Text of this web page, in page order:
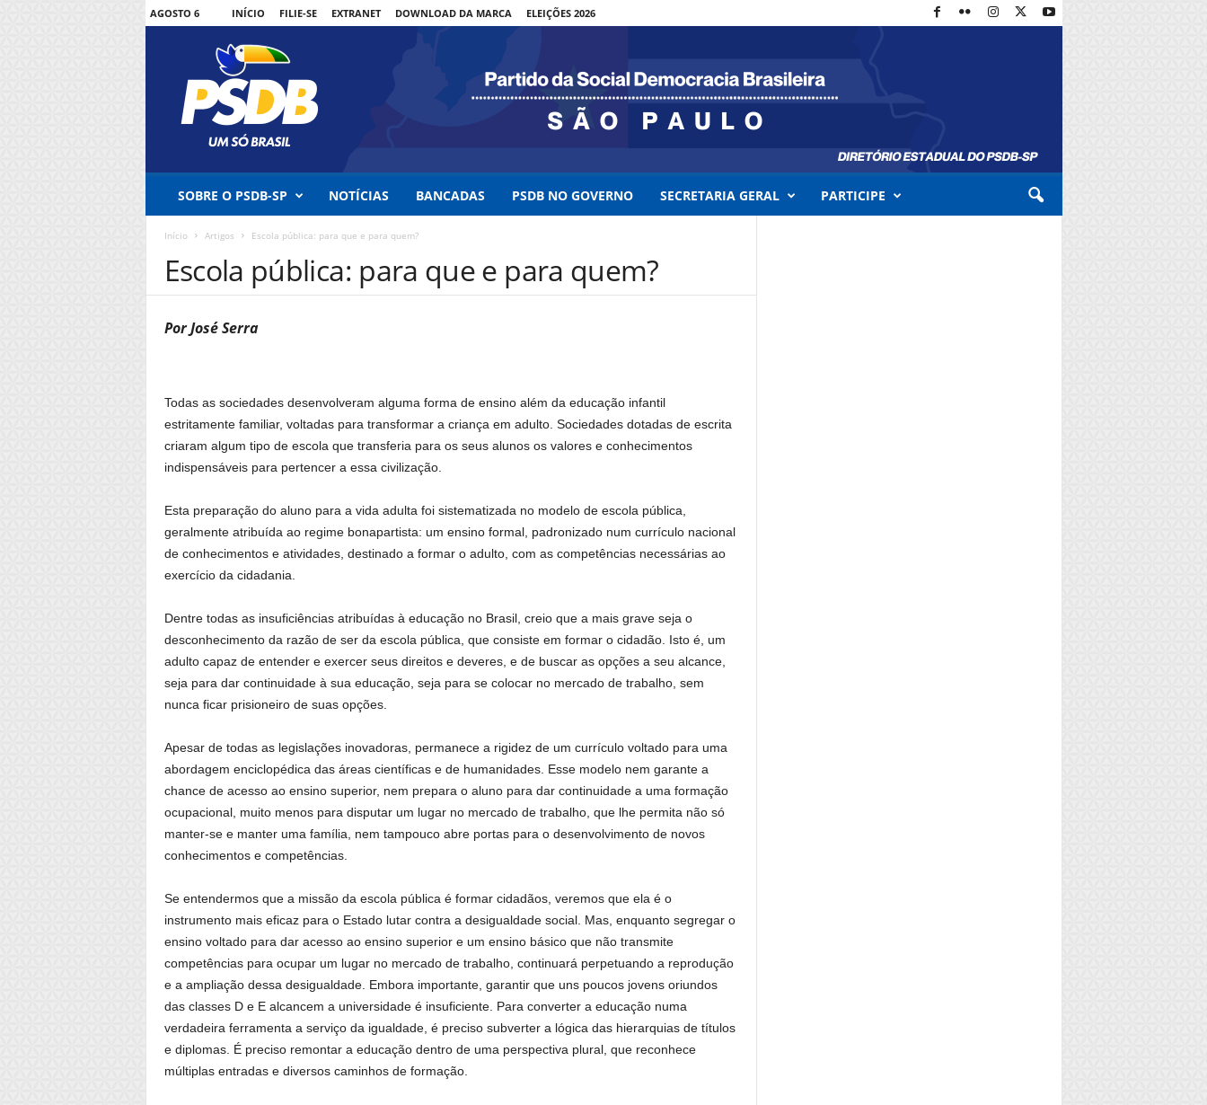
AGOSTO 6 INÍCIO FILIE-SE EXTRANET DOWNLOAD DA MARCA ELEIÇÕES 2026
D
P
SOBRE O PSDB-SP NOTÍCIAS BANCADAS PSDB NO GOVERNO SECRETARIA GERAL PARTICIPE
Início Artigos Escola pública: para que e para quem?
Escola pública: para que e para quem?
Por José Serra
Todas as sociedades desenvolveram alguma forma de ensino além da educação infantil
estritamente familiar, voltadas para transformar a criança em adulto. Sociedades dotadas de escrita
criaram algum tipo de escola que transferia para os seus alunos os valores e conhecimentos
indispensáveis para pertencer a essa civilização.
Esta preparação do aluno para a vida adulta foi sistematizada no modelo de escola pública,
geralmente atribuída ao regime bonapartista: um ensino formal, padronizado num currículo nacional
de conhecimentos e atividades, destinado a formar o adulto, com as competências necessárias ao
exercício da cidadania.
Dentre todas as insuficiências atribuídas à educação no Brasil, creio que a mais grave seja o
desconhecimento da razão de ser da escola pública, que consiste em formar o cidadão. Isto é, um
adulto capaz de entender e exercer seus direitos e deveres, e de buscar as opções a seu alcance,
seja para dar continuidade à sua educação, seja para se colocar no mercado de trabalho, sem
nunca ficar prisioneiro de suas opções.
Apesar de todas as legislações inovadoras, permanece a rigidez de um currículo voltado para uma
abordagem enciclopédica das áreas científicas e de humanidades. Esse modelo nem garante a
chance de acesso ao ensino superior, nem prepara o aluno para dar continuidade a uma formação
ocupacional, muito menos para disputar um lugar no mercado de trabalho, que lhe permita não só
manter-se e manter uma família, nem tampouco abre portas para o desenvolvimento de novos
conhecimentos e competências.
Se entendermos que a missão da escola pública é formar cidadãos, veremos que ela é o
instrumento mais eficaz para o Estado lutar contra a desigualdade social. Mas, enquanto segregar o
ensino voltado para dar acesso ao ensino superior e um ensino básico que não transmite
competências para ocupar um lugar no mercado de trabalho, continuará perpetuando a reprodução
e a ampliação dessa desigualdade. Embora importante, garantir que uns poucos jovens oriundos
das classes D e E alcancem a universidade é insuficiente. Para converter a educação numa
verdadeira ferramenta a serviço da igualdade, é preciso subverter a lógica das hierarquias de títulos
e diplomas. É preciso remontar a educação dentro de uma perspectiva plural, que reconhece
múltiplas entradas e diversos caminhos de formação.